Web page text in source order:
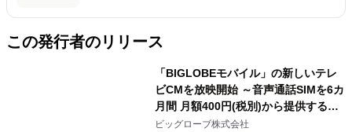
この発行者のリリース
「BIGLOBEモバイル」の新しいテレ
ビCMを放映開始 ～音声通話SIMを6カ
月間 月額400円(税別)から提供する特
典を実施～
ビッグローブ株式会社